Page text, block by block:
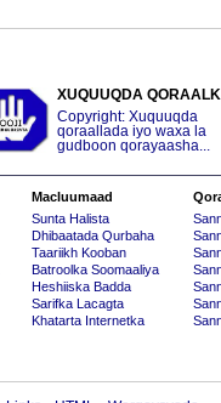
XUQUUQDA
Copyright: Xuquuqda
qoraallada iyo waxa la
gudboon qorayaasha...
Macluumaad
Sunta Halista
Dhibaatada Qurbaha
Taariikh Kooban
Batroolka Soomaaliya
Heshiiska Badda
Sarifka Lacagta
Khatarta Internetka